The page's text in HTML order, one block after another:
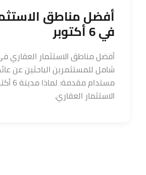
أفضل مناطق
في 6 أكتوبر
شامل للمستثمرين الباحثين عن
الاستثمار العقاري.